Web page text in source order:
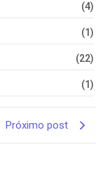
(4)
(1)
(22)
(1)
Próximo post